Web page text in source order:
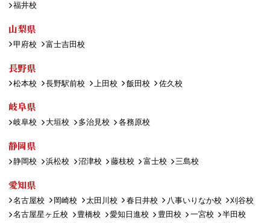
福井校
山梨県
甲府校 富士吉田校
長野県
松本校 長野駅前校 上田校 飯田校 佐久校
岐阜県
岐阜校 大垣校 多治見校 各務原校
静岡県
静岡校 浜松校 沼津校 藤枝校 富士校 三島校
愛知県
名古屋校 岡崎校 太田川校 春日井校 八事いりなか校
刈谷校
名古屋星ヶ丘校
豊橋校 愛知日進校 豊田校 一宮校
半田校